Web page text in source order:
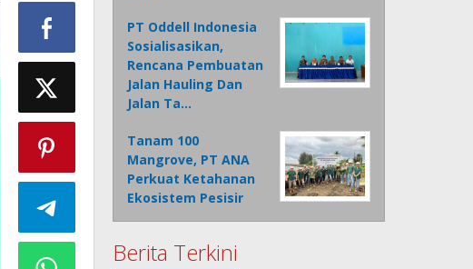
PT Oddell Indonesia
Sosialisasikan,
Rencana Pembuatan
Jalan Hauling Dan
Jalan Ta…
Tanam 100
Mangrove, PT ANA
Perkuat Ketahanan
Ekosistem Pesisir
Berita Terkini